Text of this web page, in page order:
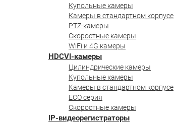
Купольные камеры
Камеры в стандартном корпусе
PTZ-камеры
Скоростные камеры
WiFi и 4G камеры
HDCVI-камеры
Цилиндрические камеры
Купольные камеры
Камеры в стандартном корпусе
ECO серия
Скоростные камеры
IP-видеорегистраторы